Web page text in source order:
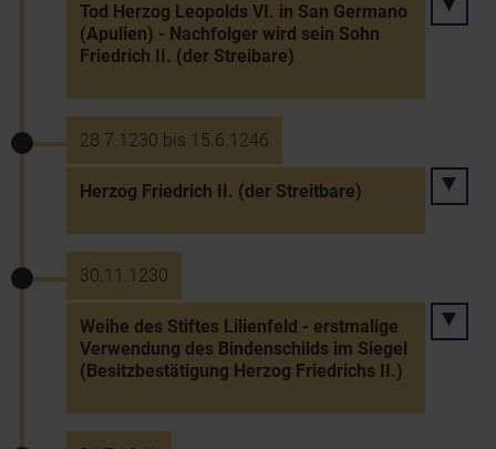
Tod Herzog Leopolds VI. in San Germano
(Apulien) - Nachfolger wird sein Sohn
Friedrich II. (der Streibare)
28.7.1230 bis 15.6.1246
Herzog Friedrich II. (der Streitbare)
30.11.1230
Weihe des Stiftes Lilienfeld - erstmalige
Verwendung des Bindenschilds im Siegel
(Besitzbestätigung Herzog Friedrichs II.)